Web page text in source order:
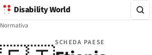
Disability World
Normativa
SCHEDA PAESE